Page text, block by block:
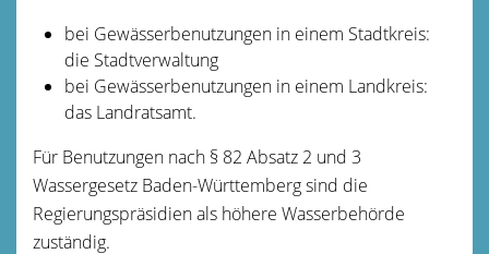
bei Gewässerbenutzungen in einem Stadtkreis:
die Stadtverwaltung
bei Gewässerbenutzungen in einem Landkreis:
das Landratsamt.
Für Benutzungen nach § 82 Absatz 2 und 3
Wassergesetz Baden-Württemberg sind die
Regierungspräsidien als höhere Wasserbehörde
zuständig.